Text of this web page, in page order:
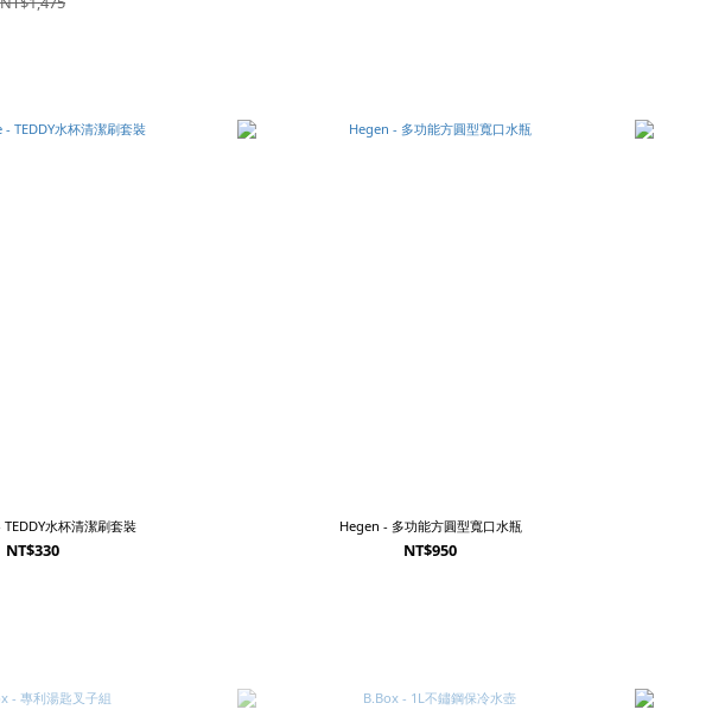
水杯清潔刷套裝
NT$330
Hegen - 多功能方圓型寬口水瓶
NT$950